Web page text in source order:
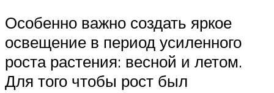
Особенно важно создать яркое
освещение в период усиленного
роста растения: весной и летом.
Для того чтобы рост был